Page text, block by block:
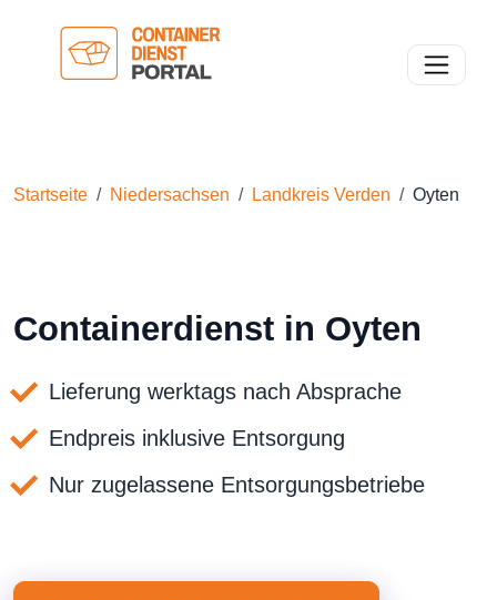
Toggle
Startseite Niedersachsen Landkreis Verden Oyten
Containerdienst in Oyten
Lieferung werktags nach Absprache
Endpreis inklusive Entsorgung
Nur zugelassene Entsorgungsbetriebe